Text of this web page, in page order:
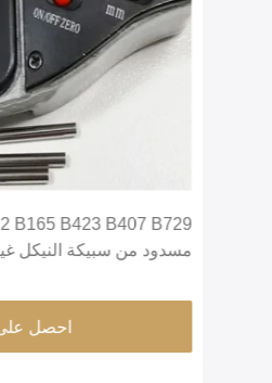
مسدود من سبيكة النيكل
احصل